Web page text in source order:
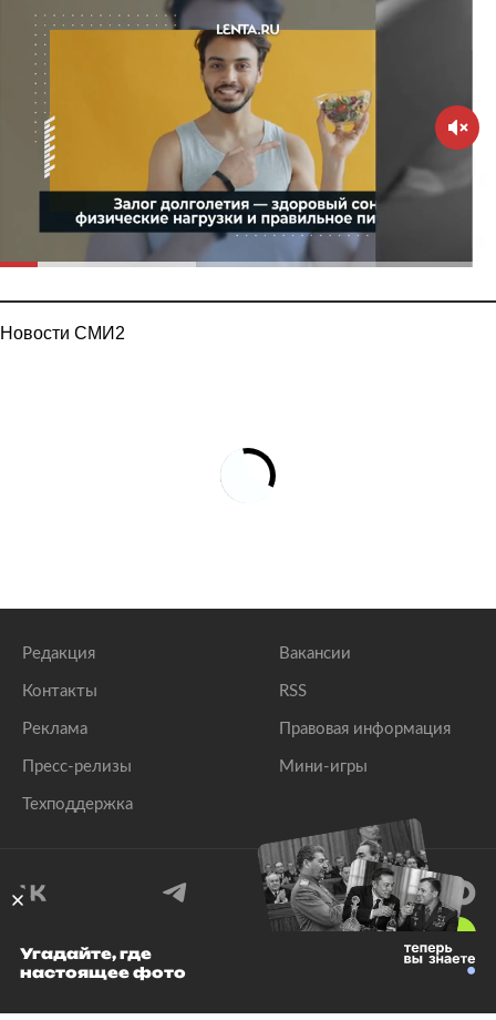
Новости СМИ2
Редакция
Контакты
Реклама
Пресс-релизы
Техподдержка
Вакансии
RSS
Правовая информация
Мини-игры
© 1999–2026 Все права защищены.
Угадайте, где
настоящее фото